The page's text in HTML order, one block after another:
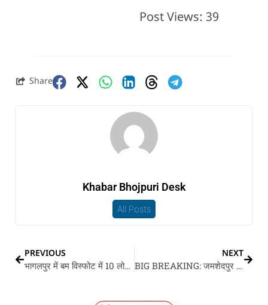
Post Views: 39
Share
Khabar Bhojpuri Desk
All Posts
PREVIOUS
भागलपुर में बम विस्फोट में 10 लोगन के मौत, मलबा में अभियो कइयन लोग दबल बा…
NEXT
BIG BREAKING: जमशेदपुर के सोनारी एयरपोर्ट पs विमान दुर्घटनाग्रस्त, लैंडिंग के बेरा चक्का खुलला से हादसा